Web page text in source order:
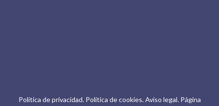
Política de privacidad. Política de cookies. Aviso legal. Página